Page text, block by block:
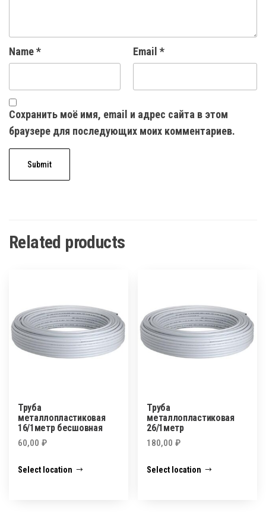
Name* Email *
Сохранить моё имя, email и адрес сайта в этом
браузере для последующих моих комментариев.
Related products
Труба
металлопластиковая
16/1метр бесшовная
60,00 ₽
Select location
Труба
металлопластиковая
26/1метр
180,00₽
Select location